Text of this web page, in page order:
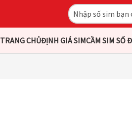
TRANG CHỦĐỊNH GIÁ SIMCẦM SIM SỐ